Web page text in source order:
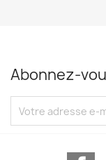
Abonnez-